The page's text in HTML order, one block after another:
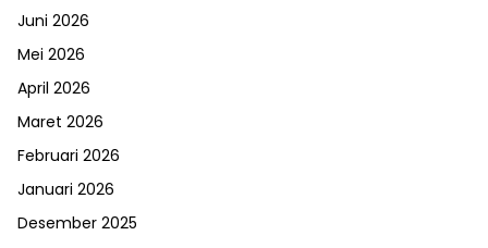
Juni 2026
Mei 2026
April 2026
Maret 2026
Februari 2026
Januari 2026
Desember 2025